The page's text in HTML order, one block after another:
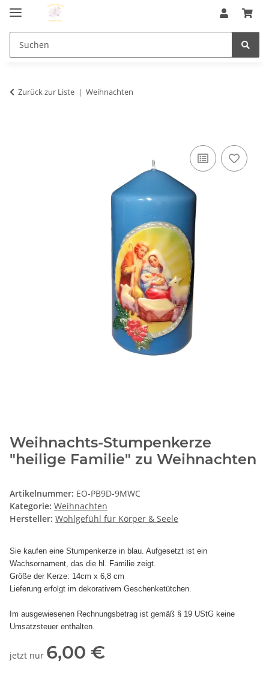
Zurück zur Liste Weihnachten
Weihnachts-Stumpenkerze
"heilige Familie" zu Weihnachten
Artikelnummer: EO-PB9D-9MWC
Kategorie: Weihnachten
Hersteller: Wohlgefühl für Körper & Seele
Sie kaufen eine Stumpenkerze in blau. Aufgesetzt ist ein
Wachsornament, das die hl. Familie zeigt.
Größe der Kerze: 14cm x 6,8 cm
Lieferung erfolgt im dekorativem Geschenketütchen.
Im ausgewiesenen Rechnungsbetrag ist gemäß § 19 UStG keine
Umsatzsteuer enthalten.
jetzt nur 6,00 €